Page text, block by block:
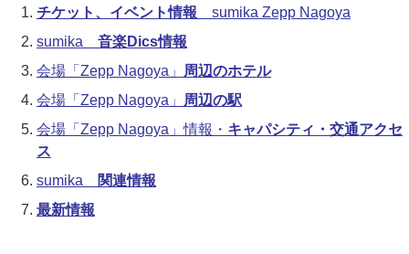
チケット、イベント情報 sumika Zepp Nagoya
sumika 音楽Dics情報
会場「Zepp Nagoya」
周辺のホテル
会場「Zepp Nagoya」
周辺の駅
会場「Zepp Nagoya」情報・ キャパシティ・交通アクセ
ス
sumika
関連情報
最新情報